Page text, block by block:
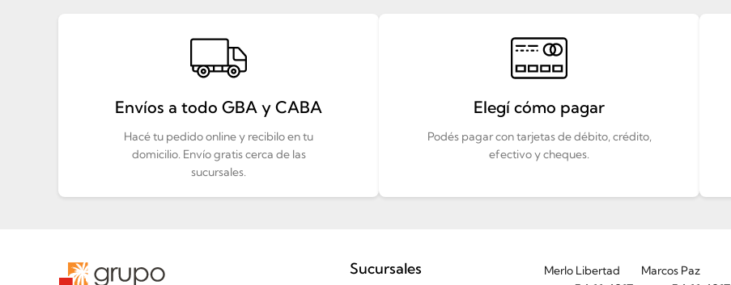
Envíos a todo GBA y CABA
Hacé tu pedido online y recibilo en tu
domicilio. Envío gratis cerca de las
sucursales.
Elegí cómo pagar
Podés pagar con tarjetas de débito, crédito,
efectivo y cheques.
Sucursales Merlo Libertad Marcos Paz